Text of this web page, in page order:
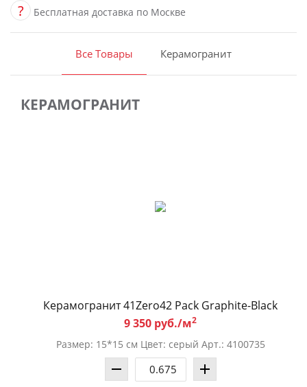
? Бесплатная доставка по Москве
Все Товары Керамогранит
КЕРАМОГРАНИТ
Керамогранит 41Zero42 Pack Graphite-Black
9 350 руб./м2
Размер: 15*15 см Цвет: серый Арт.: 4100735